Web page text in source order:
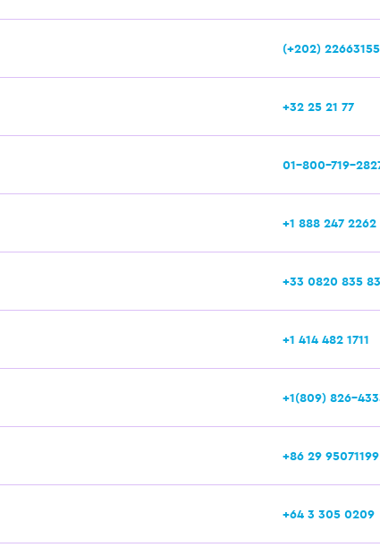
(+202) 22663155
+32 25 21 77
01-800-719-
+1 888 247 2262
+33 0820 835
+1 414 482 1711
+1(809) 826-
+86 29 95071199
+64 3 305 0209